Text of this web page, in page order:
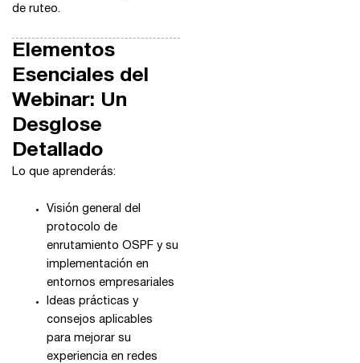
de ruteo.
Elementos
Esenciales del
Webinar: Un
Desglose
Detallado
Lo que aprenderás:
Visión general del
protocolo de
enrutamiento OSPF y su
implementación en
entornos empresariales
Ideas prácticas y
consejos aplicables
para mejorar su
experiencia en redes